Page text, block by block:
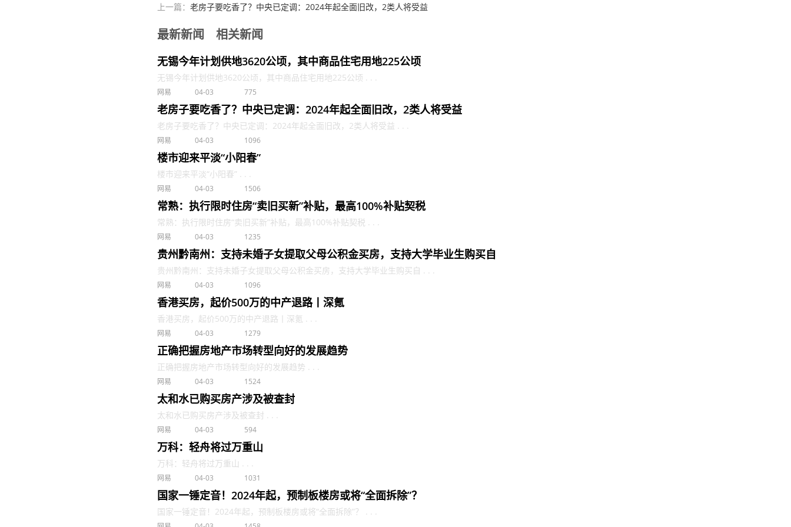
上一篇： 老房子要吃香了？中央已定调：2024年起全面旧改，2类人将受益
最新新闻 相关新闻
无锡今年计划供地3620公顷，其中商品住宅用地225公顷
无锡今年计划供地3620公顷，其中商品住宅用地225公顷 . . .
网易 04-03 775
老房子要吃香了？中央已定调：2024年起全面旧改，2类人将受益
老房子要吃香了？中央已定调：2024年起全面旧改，2类人将受益 . . .
网易 04-03 1096
楼市迎来平淡“小阳春”
楼市迎来平淡“小阳春” . . .
网易 04-03 1506
常熟：执行限时住房“卖旧买新”补贴，最高100%补贴契税
常熟：执行限时住房“卖旧买新”补贴，最高100%补贴契税 . . .
网易 04-03 1235
贵州黔南州：支持未婚子女提取父母公积金买房，支持大学毕业生购买自
贵州黔南州：支持未婚子女提取父母公积金买房，支持大学毕业生购买自 . . .
网易 04-03 1096
香港买房，起价500万的中产退路丨深氪
香港买房，起价500万的中产退路丨深氪 . . .
网易 04-03 1279
正确把握房地产市场转型向好的发展趋势
正确把握房地产市场转型向好的发展趋势 . . .
网易 04-03 1524
太和水已购买房产涉及被查封
太和水已购买房产涉及被查封 . . .
网易 04-03 594
万科：轻舟将过万重山
万科：轻舟将过万重山 . . .
网易 04-03 1031
国家一锤定音！2024年起，预制板楼房或将“全面拆除”？
国家一锤定音！2024年起，预制板楼房或将“全面拆除”？ . . .